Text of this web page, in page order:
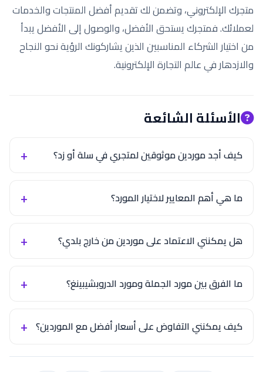
متجرك الإلكتروني، وتضمن لك تقديم أفضل المنتجات والخدمات
لعملائك. فمتجرك يستحق الأفضل، والوصول إلى الأفضل يبدأ
من اختيار الشركاء المناسبين الذين يشاركونك الرؤية نحو النجاح
والازدهار في عالم التجارة الإلكترونية.
الأسئلة الشائعة
كيف أجد موردين موثوقين لمتجري في سلة أو زد؟
ما هي أهم المعايير لاختيار المورد؟
هل يمكنني الاعتماد على موردين من خارج بلدي؟
ما الفرق بين مورد الجملة ومورد الدروبشيبينغ؟
كيف يمكنني التفاوض على أسعار أفضل مع الموردين؟